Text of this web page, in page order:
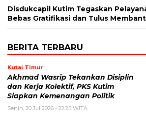
Disdukcapil Kutim Tegaskan
Bebas Gratifikasi dan Tulus
BERITA TERBARU
Kutai Timur
Akhmad Wasrip Tekankan Disiplin
dan Kerja Kolektif, PKS Kutim
Siapkan Kemenangan Politik
Senin, 20 Jul 2026 - 22:25 WITA